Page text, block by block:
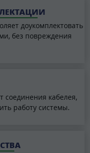
доукомплектовать
без повреждения
соединения кабелея,
работу системы.